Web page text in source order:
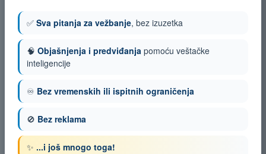
✅ Sva pitanja za vežbanje, bez izuzetka
🧠 Objašnjenja i predviđanja pomoću veštačke
inteligencije
♾️ Bez vremenskih ili ispitnih ograničenja
🚫 Bez reklama
✨ ...i još mnogo toga!